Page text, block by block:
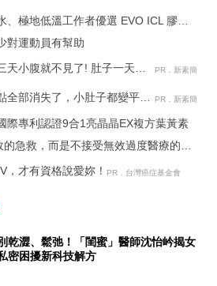
極地低溫工作者優選 EVO ICL 膠原
對運動員有幫助
天小腹就不見了! 肚子一天天
PR．新素簡
全部消失了，小肚子都變平坦
PR．新素簡
際專利認證9合1亮晶晶EX複方葉黃素
急救，而是不接受無效過度醫療的臨
，才有資格說愛妳！
PR．台灣癌症基金會
乾澀、鬆弛！「閨蜜」醫師沈怡岒揭女
密困擾新科技解方